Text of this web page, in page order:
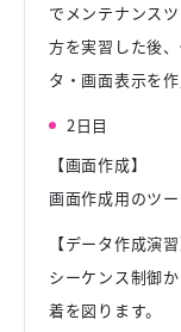
でメンテナンス
方を実習した後
タ・画面表示を
2日目
【画面作成】
画面作成用のツ
【データ作成演習
シーケンス制御
着を図ります。